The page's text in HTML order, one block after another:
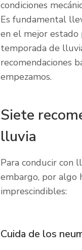
condiciones
Es fundamental
en el mejor estado
temporada de
recomendaciones
empezamos.
Siete
lluvia
Para conducir con
embargo, por algo
imprescindibles:
Cuida de los